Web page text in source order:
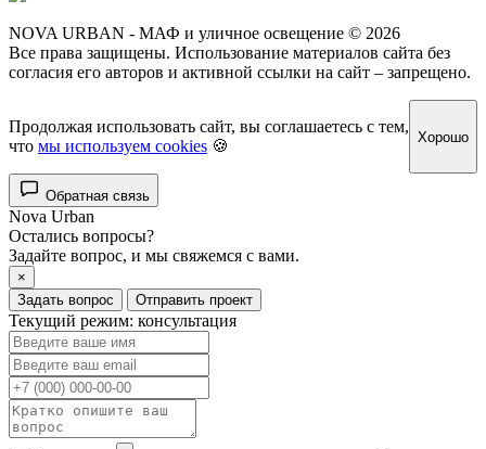
NOVA URBAN - МАФ и уличное освещение © 2026
Все права защищены. Использование материалов сайта без
согласия его авторов и активной ссылки на сайт – запрещено.
Продолжая использовать сайт, вы соглашаетесь с тем,
что мы используем cookies 🍪 Хорошо
Обратная связь
Nova Urban
Остались вопросы?
Задайте вопрос, и мы свяжемся с вами.
×
Задать вопрос
Отправить проект
Текущий режим: консультация